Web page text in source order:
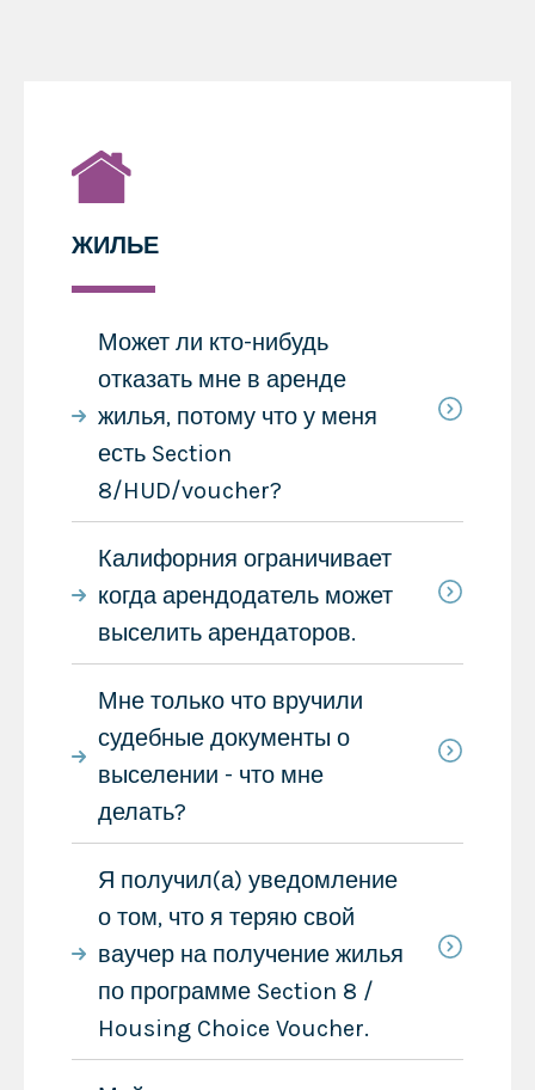
ЖИЛЬЕ
Может ли кто-нибудь
отказать мне в аренде
жилья, потому что у меня
есть Section
8/HUD/voucher?
Калифорния ограничивает
когда арендодатель может
выселить арендаторов.
Мне только что вручили
судебные документы о
выселении - что мне
делать?
Я получил(а) уведомление
о том, что я теряю свой
ваучер на получение жилья
по программе Section 8 /
Housing Choice Voucher.